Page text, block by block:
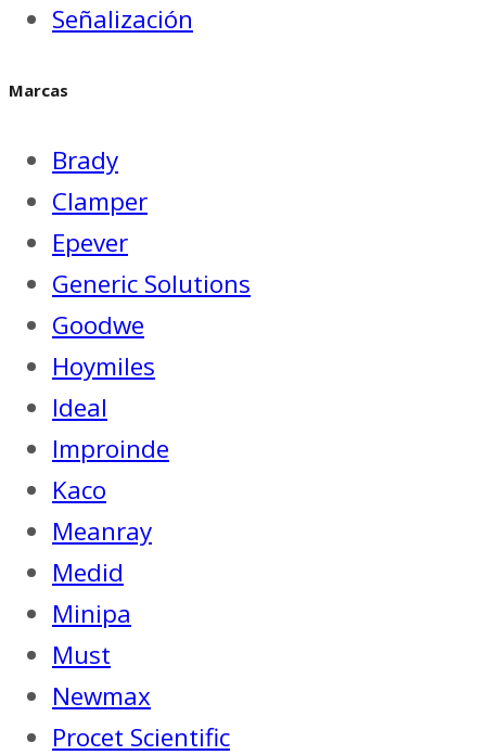
Señalización
Marcas
Brady
Clamper
Epever
Generic Solutions
Goodwe
Hoymiles
Ideal
Improinde
Kaco
Meanray
Medid
Minipa
Must
Newmax
Procet Scientific